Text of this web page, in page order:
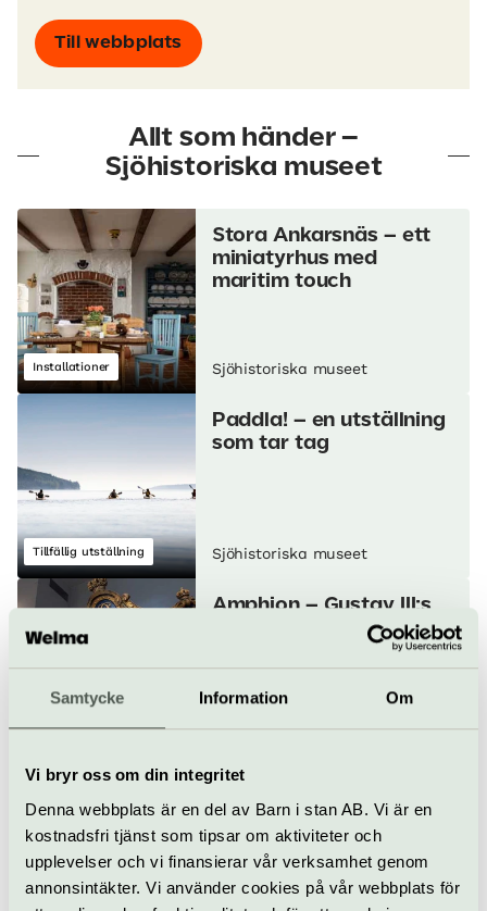
Samtycke Information Om
Vi bryr oss om din integritet
Denna webbplats är en del av Barn i stan AB. Vi är en
kostnadsfri tjänst som tipsar om aktiviteter och
upplevelser och vi finansierar vår verksamhet genom
annonsintäkter. Vi använder cookies på vår webbplats för
Till webbplats
Allt som händer –
Sjöhistoriska museet
Installationer
Stora Ankarsnäs – ett
miniatyrhus med
maritim touch
Sjöhistoriska museet
Tillfällig utställning
Paddla! – en utställning
som tar tag
Sjöhistoriska museet
Amphion – Gustav III:s
flottans fartyg från
1700-talet till idag